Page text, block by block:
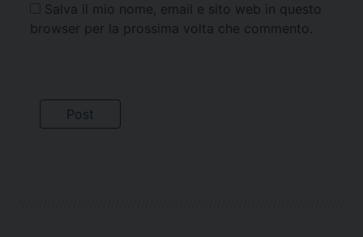
Salva il mio nome, email e sito web in questo
browser per la prossima volta che commento.